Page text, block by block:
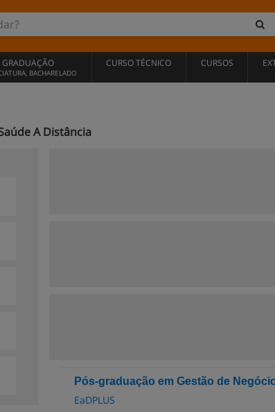
GRADUAÇÃO
BACHARELADO
CURSO TÉCNICO CURSOS
A Distância
Pós-graduação em Gestão de
EaDPLUS